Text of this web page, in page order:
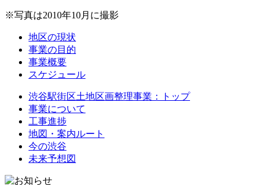
※写真は2010年10月に撮影
地区の現状
事業の目的
事業概要
スケジュール
渋谷駅街区土地区画整理事業：トップ
事業について
工事進捗
地図・案内ルート
今の渋谷
未来予想図